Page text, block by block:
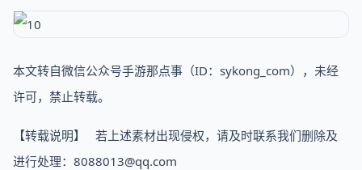
本文转自微信公众号手游那点事（ID：sykong_com），未经
许可，禁止转载。
【转载说明】 若上述素材出现侵权，请及时联系我们删除及
进行处理：8088013@qq.com